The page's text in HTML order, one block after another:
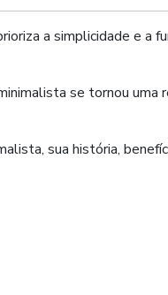
a simplicidade e a
se tornou uma
sua história,